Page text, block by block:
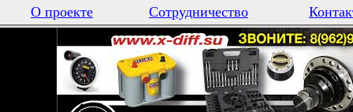
О проекте Сотрудничество